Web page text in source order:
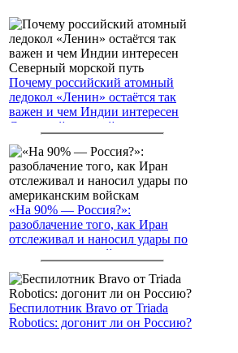
Почему российский атомный
ледокол «Ленин» остаётся так
важен и чем Индии интересен
Северный морской путь
«На 90% — Россия?»:
разоблачение того, как Иран
отслеживал и наносил удары по
американским войскам
Беспилотник Bravo от Triada
Robotics: догонит ли он Россию?